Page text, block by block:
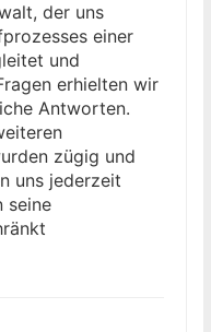
der uns
einer
und
erhielten wir
Antworten.
zügig und
uns jederzeit
seine